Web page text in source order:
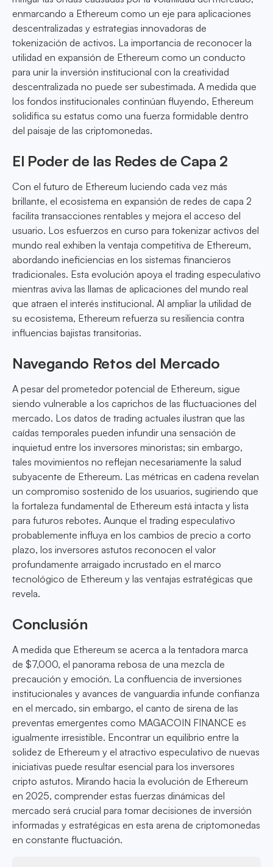
enmarcando a Ethereum como un eje para aplicaciones
descentralizadas y estrategias innovadoras de
tokenización de activos. La importancia de reconocer la
utilidad en expansión de Ethereum como un conducto
para unir la inversión institucional con la creatividad
descentralizada no puede ser subestimada. A medida que
los fondos institucionales continúan fluyendo, Ethereum
solidifica su estatus como una fuerza formidable dentro
del paisaje de las criptomonedas.
El Poder de las Redes de Capa 2
Con el futuro de Ethereum luciendo cada vez más
brillante, el ecosistema en expansión de redes de capa 2
facilita transacciones rentables y mejora el acceso del
usuario. Los esfuerzos en curso para tokenizar activos del
mundo real exhiben la ventaja competitiva de Ethereum,
abordando ineficiencias en los sistemas financieros
tradicionales. Esta evolución apoya el trading especulativo
mientras aviva las llamas de aplicaciones del mundo real
que atraen el interés institucional. Al ampliar la utilidad de
su ecosistema, Ethereum refuerza su resiliencia contra
influencias bajistas transitorias.
Navegando Retos del Mercado
A pesar del prometedor potencial de Ethereum, sigue
siendo vulnerable a los caprichos de las fluctuaciones del
mercado. Los datos de trading actuales ilustran que las
caídas temporales pueden infundir una sensación de
inquietud entre los inversores minoristas; sin embargo,
tales movimientos no reflejan necesariamente la salud
subyacente de Ethereum. Las métricas en cadena revelan
un compromiso sostenido de los usuarios, sugiriendo que
la fortaleza fundamental de Ethereum está intacta y lista
para futuros rebotes. Aunque el trading especulativo
probablemente influya en los cambios de precio a corto
plazo, los inversores astutos reconocen el valor
profundamente arraigado incrustado en el marco
tecnológico de Ethereum y las ventajas estratégicas que
revela.
Conclusión
A medida que Ethereum se acerca a la tentadora marca
de $7,000, el panorama rebosa de una mezcla de
precaución y emoción. La confluencia de inversiones
institucionales y avances de vanguardia infunde confianza
en el mercado, sin embargo, el canto de sirena de las
preventas emergentes como MAGACOIN FINANCE es
igualmente irresistible. Encontrar un equilibrio entre la
solidez de Ethereum y el atractivo especulativo de nuevas
iniciativas puede resultar esencial para los inversores
cripto astutos. Mirando hacia la evolución de Ethereum
en 2025, comprender estas fuerzas dinámicas del
mercado será crucial para tomar decisiones de inversión
informadas y estratégicas en esta arena de criptomonedas
en constante fluctuación.